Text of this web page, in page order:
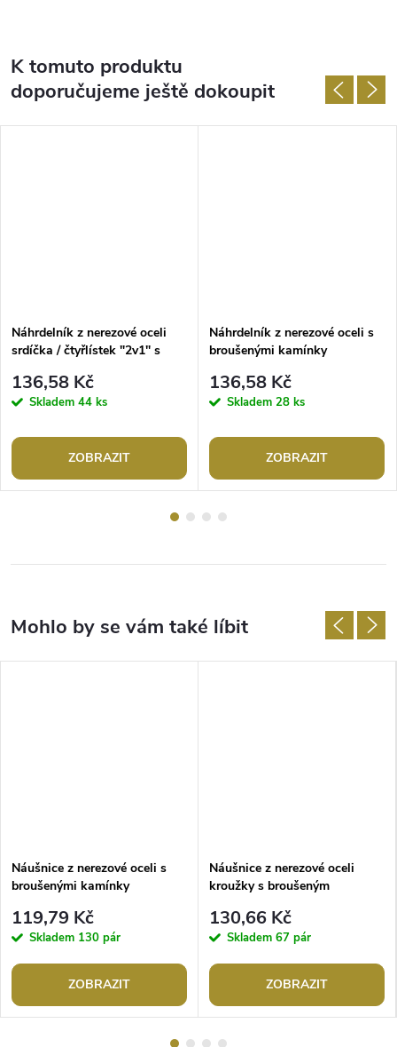
K tomuto produktu
doporučujeme ještě dokoupit
Náhrdelník z nerezové oceli
srdíčka / čtyřlístek "2v1" s
136,58 Kč
Skladem 44 ks
ZOBRAZIT
Náhrdelník z nerezové oceli s
broušenými kamínky
136,58 Kč
Skladem 28 ks
ZOBRAZIT
Náušnice z nerezové oceli s
broušenými kamínky
119,79 Kč
Skladem 130 pár
ZOBRAZIT
Náušnice z nerezové oceli
kroužky s broušeným
130,66 Kč
Skladem 67 pár
ZOBRAZIT